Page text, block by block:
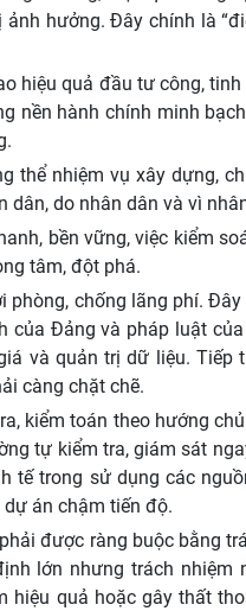
hưởng. Đây chính là
hiệu quả đầu tư công,
nền hành chính minh
thể nhiệm vụ xây dựng,
dân, do nhân dân và vì
bền vững, việc kiểm
tâm, đột phá.
phòng, chống lãng phí.
của Đảng và pháp luật
và quản trị dữ liệu.
càng chặt chẽ.
kiểm toán theo hướng
tự kiểm tra, giám sát
tế trong sử dụng các
án chậm tiến độ.
được ràng buộc bằng
lớn nhưng trách nhiệm
quả hoặc gây thất